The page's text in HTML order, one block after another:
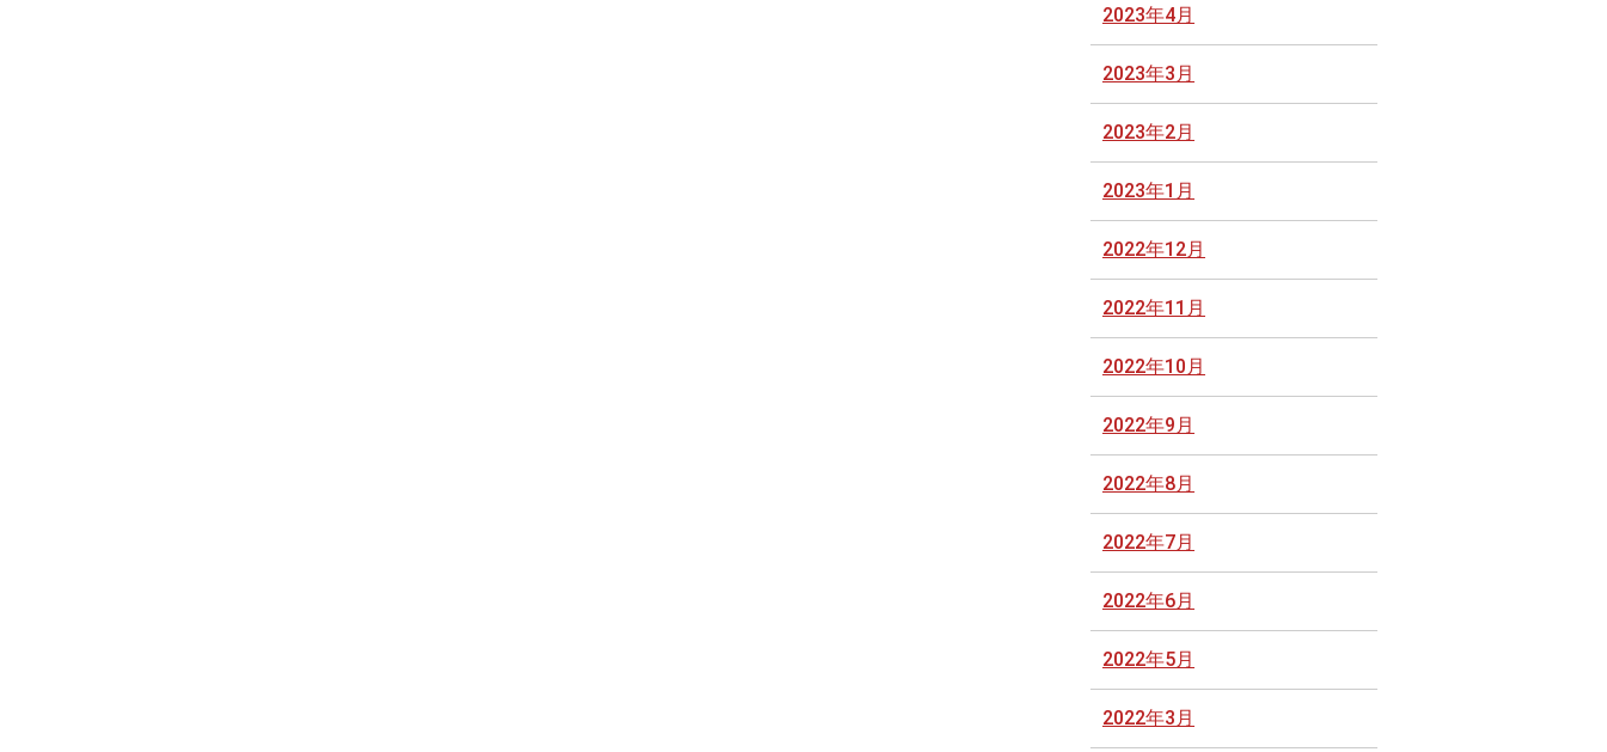
2023年4月
2023年3月
2023年2月
2023年1月
2022年12月
2022年11月
2022年10月
2022年9月
2022年8月
2022年7月
2022年6月
2022年5月
2022年3月